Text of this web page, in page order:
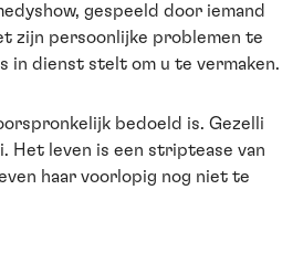
gespeeld door iemand
zijn persoonlijke problemen te
in dienst stelt om u te vermaken.
bedoeld is. Gezelli
Het leven is een striptease van
haar voorlopig nog niet te